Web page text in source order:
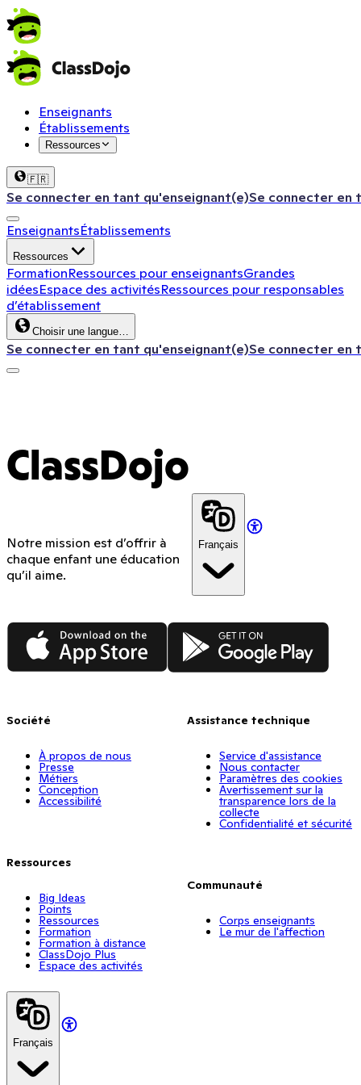
Enseignants
Établissements
Ressources
🇫🇷
Se connecter en tant qu'enseignant(e)Se connecter en
EnseignantsÉtablissements
Ressources
FormationRessources pour enseignantsGrandes
idéesEspace des activitésRessources pour responsables
d’établissement
Choisir une langue…
Se connecter en tant qu'enseignant(e)Se connecter en
ClassDojo
Notre mission est d’offrir à
chaque enfant une éducation
qu’il aime.
Français
App Store Google Play
Société
À propos de nous
Presse
Métiers
Conception
Accessibilité
Ressources
Big Ideas
Points
Ressources
Formation
Formation à distance
ClassDojo Plus
Espace des activités
Assistance technique
Service d'assistance
Nous contacter
Paramètres des cookies
Avertissement sur la
transparence lors de la
collecte
Confidentialité et sécurité
Communauté
Corps enseignants
Le mur de l'affection
Français